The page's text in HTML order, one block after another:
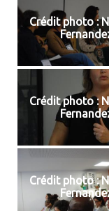
Crédit photo :
Crédit photo :
Crédit photo :